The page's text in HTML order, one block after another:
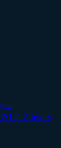
& Life Sciences